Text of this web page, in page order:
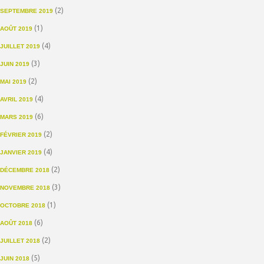
SEPTEMBRE 2019 (2)
AOÛT 2019 (1)
JUILLET 2019 (4)
JUIN 2019 (3)
MAI 2019 (2)
AVRIL 2019 (4)
MARS 2019 (6)
FÉVRIER 2019 (2)
JANVIER 2019 (4)
DÉCEMBRE 2018 (2)
NOVEMBRE 2018 (3)
OCTOBRE 2018 (1)
AOÛT 2018 (6)
JUILLET 2018 (2)
JUIN 2018 (5)